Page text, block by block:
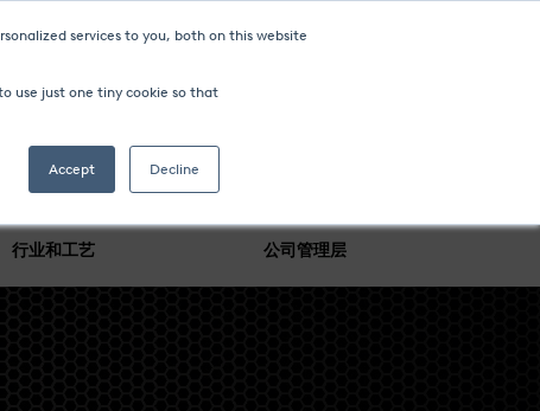
services to you, both on this website
use just one tiny cookie so that
Accept Decline
行业和工艺 公司管理层